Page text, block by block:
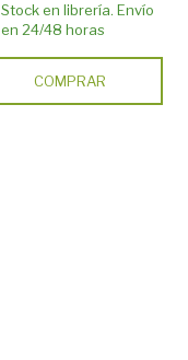
Stock en librería. Envío
en 24/48 horas
COMPRAR